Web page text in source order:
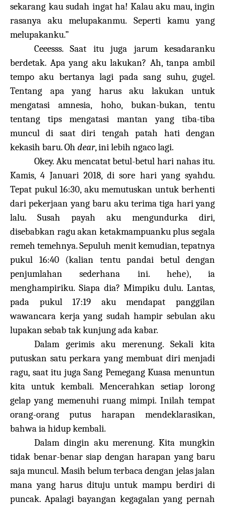
sekarang kau sudah ingat ha! Kalau aku mau, ingin
rasanya aku melupakanmu. Seperti kamu yang
melupakanku.”
Ceeesss. Saat itu juga jarum kesadaranku
berdetak. Apa yang aku lakukan? Ah, tanpa ambil
tempo aku bertanya lagi pada sang suhu, gugel.
Tentang apa yang harus aku lakukan untuk
mengatasi amnesia, hoho, bukan-bukan, tentu
tentang tips mengatasi mantan yang tiba-tiba
muncul di saat diri tengah patah hati dengan
kekasih baru. Oh dear, ini lebih ngaco lagi.
Okey. Aku mencatat betul-betul hari nahas itu.
Kamis, 4 Januari 2018, di sore hari yang syahdu.
Tepat pukul 16:30, aku memutuskan untuk berhenti
dari pekerjaan yang baru aku terima tiga hari yang
lalu. Susah payah aku mengundurka diri,
disebabkan ragu akan ketakmampuanku plus segala
remeh temehnya. Sepuluh menit kemudian, tepatnya
pukul 16:40 (kalian tentu pandai betul dengan
penjumlahan sederhana ini. hehe), ia
menghampiriku. Siapa dia? Mimpiku dulu. Lantas,
pada pukul 17:19 aku mendapat panggilan
wawancara kerja yang sudah hampir sebulan aku
lupakan sebab tak kunjung ada kabar.
Dalam gerimis aku merenung. Sekali kita
putuskan satu perkara yang membuat diri menjadi
ragu, saat itu juga Sang Pemegang Kuasa menuntun
kita untuk kembali. Mencerahkan setiap lorong
gelap yang memenuhi ruang mimpi. Inilah tempat
orang-orang putus harapan mendeklarasikan,
bahwa ia hidup kembali.
Dalam dingin aku merenung. Kita mungkin
tidak benar-benar siap dengan harapan yang baru
saja muncul. Masih belum terbaca dengan jelas jalan
mana yang harus dituju untuk mampu berdiri di
puncak. Apalagi bayangan kegagalan yang pernah